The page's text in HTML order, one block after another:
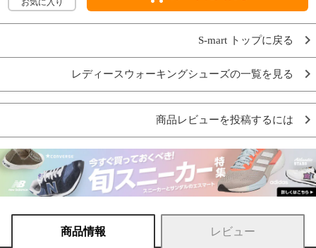
お気に入り
S-mart トップに戻る
レディースウォーキングシューズの一覧を見る
商品レビューを投稿するには
商品情報 レビュー